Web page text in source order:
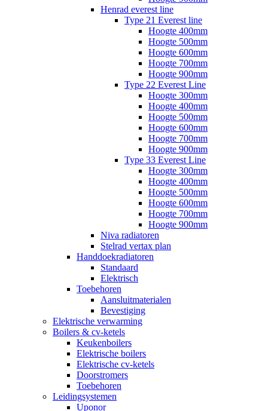
Henrad everest line
Type 21 Everest line
Hoogte 400mm
Hoogte 500mm
Hoogte 600mm
Hoogte 700mm
Hoogte 900mm
Type 22 Everest Line
Hoogte 300mm
Hoogte 400mm
Hoogte 500mm
Hoogte 600mm
Hoogte 700mm
Hoogte 900mm
Type 33 Everest Line
Hoogte 300mm
Hoogte 400mm
Hoogte 500mm
Hoogte 600mm
Hoogte 700mm
Hoogte 900mm
Niva radiatoren
Stelrad vertax plan
Handdoekradiatoren
Standaard
Elektrisch
Toebehoren
Aansluitmaterialen
Bevestiging
Elektrische verwarming
Boilers & cv-ketels
Keukenboilers
Elektrische boilers
Elektrische cv-ketels
Doorstromers
Toebehoren
Leidingsystemen
Uponor